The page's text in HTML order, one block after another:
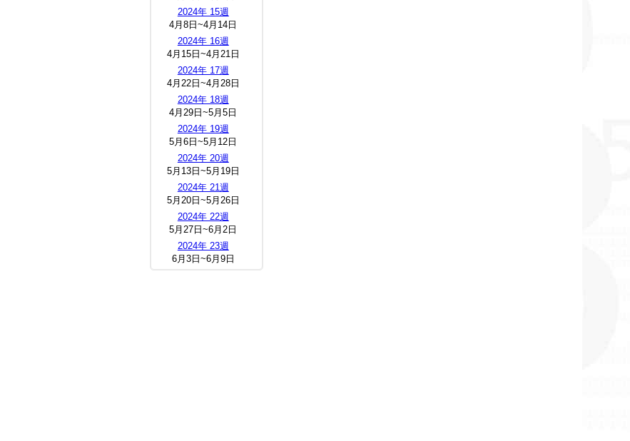
2024年 15週
4月8日~4月14日
2024年 16週
4月15日~4月21日
2024年 17週
4月22日~4月28日
2024年 18週
4月29日~5月5日
2024年 19週
5月6日~5月12日
2024年 20週
5月13日~5月19日
2024年 21週
5月20日~5月26日
2024年 22週
5月27日~6月2日
2024年 23週
6月3日~6月9日